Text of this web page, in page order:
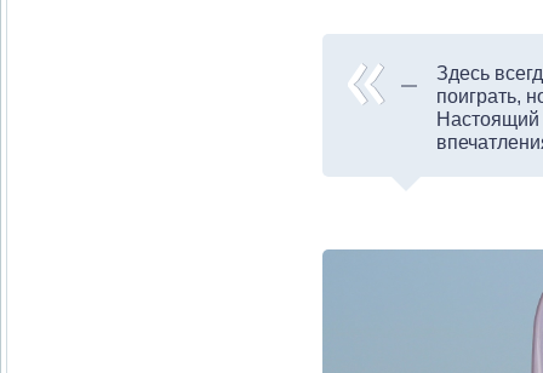
Здесь
поиграть,
Настоящий